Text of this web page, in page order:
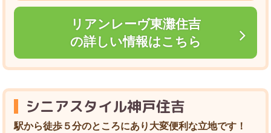
リアンレーヴ東灘住吉
の詳しい情報はこちら
シニアスタイル神戸住吉
駅から徒歩５分のところにあり大変便利な立地です！